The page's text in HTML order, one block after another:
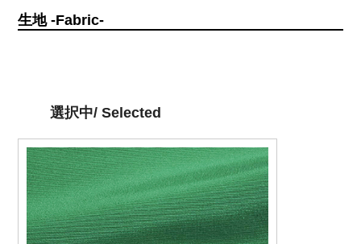
生地 -Fabric-
選択中/ Selected